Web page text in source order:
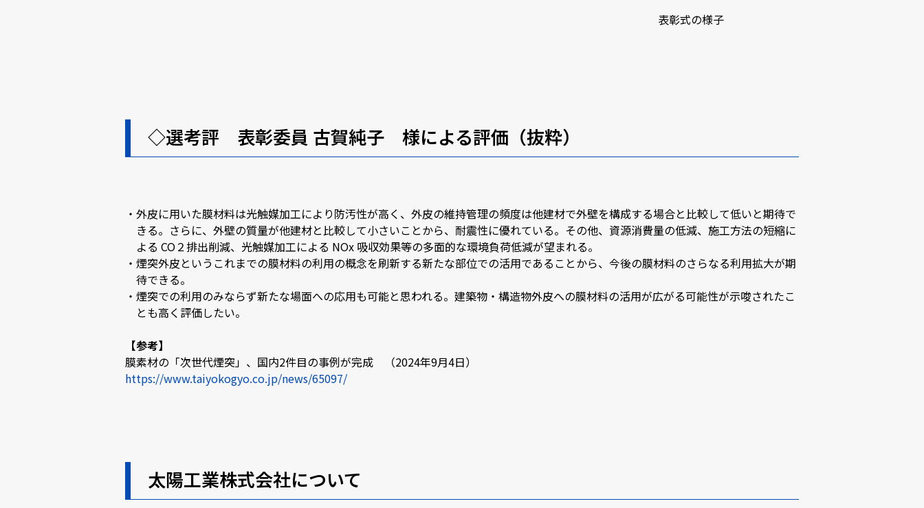
表彰式の様子
◇選考評 表彰委員 古賀純子 様による評価（抜粋）
外皮に用いた膜材料は光触媒加工により防汚性が高く、外皮の維持管理の頻度は他建材で外壁を構成する場合と比較して低いと期待で
きる。さらに、外壁の質量が他建材と比較して小さいことから、耐震性に優れている。その他、資源消費量の低減、施工方法の短縮に
よる CO２排出削減、光触媒加工による NOx 吸収効果等の多面的な環境負荷低減が望まれる。
煙突外皮というこれまでの膜材料の利用の概念を刷新する新たな部位での活用であることから、今後の膜材料のさらなる利用拡大が期
待できる。
煙突での利用のみならず新たな場面への応用も可能と思われる。建築物・構造物外皮への膜材料の活用が広がる可能性が示唆されたこ
とも高く評価したい。
【参考】
膜素材の「次世代煙突」、国内2件目の事例が完成 （2024年9月4日）
https://www.taiyokogyo.co.jp/news/65097/
太陽工業株式会社について